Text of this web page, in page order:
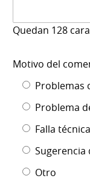
Quedan 128
Motivo del
Problemas
Problema
Falla técnica
Sugerencia
Otro